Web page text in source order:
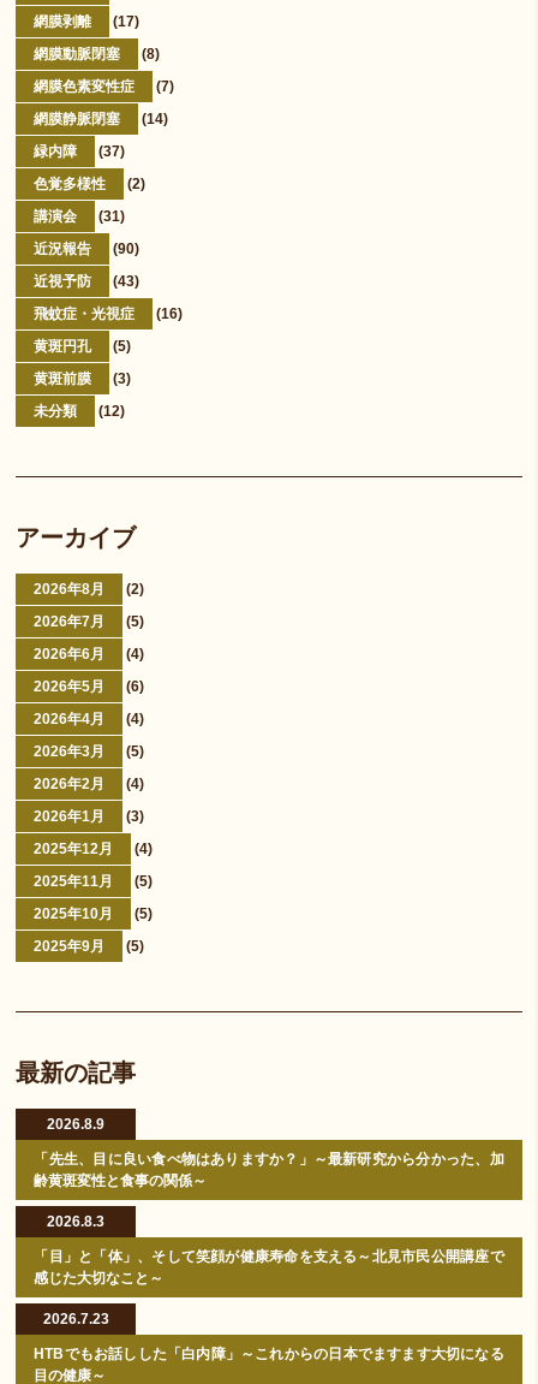
網膜剥離
(17)
網膜動脈閉塞
(8)
網膜色素変性症
(7)
網膜静脈閉塞
(14)
緑内障
(37)
色覚多様性
(2)
講演会
(31)
近況報告
(90)
近視予防
(43)
飛蚊症・光視症
(16)
黄斑円孔
(5)
黄斑前膜
(3)
未分類
(12)
アーカイブ
2026年8月
(2)
2026年7月
(5)
2026年6月
(4)
2026年5月
(6)
2026年4月
(4)
2026年3月
(5)
2026年2月
(4)
2026年1月
(3)
2025年12月
(4)
2025年11月
(5)
2025年10月
(5)
2025年9月
(5)
最新の記事
2026.8.9
「先生、目に良い食べ物はありますか？」～最新研究から分かった、加
齢黄斑変性と食事の関係～
2026.8.3
「目」と「体」、そして笑顔が健康寿命を支える～北見市民公開講座で
感じた大切なこと～
2026.7.23
HTBでもお話しした「白内障」～これからの日本でますます大切になる
目の健康～